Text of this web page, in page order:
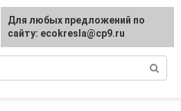
Для любых предложений по
сайту: ecokresla@cp9.ru